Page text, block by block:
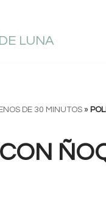
DE 30 MINUTOS »